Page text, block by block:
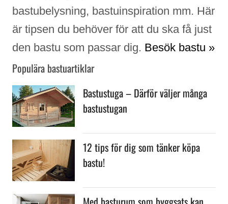
bastubelysning, bastuinspiration mm. Här
är tipsen du behöver för att du ska få just
den bastu som passar dig. Besök bastu »
Populära bastuartiklar
Bastustuga – Därför väljer många
bastustugan
12 tips för dig som tänker köpa
bastu!